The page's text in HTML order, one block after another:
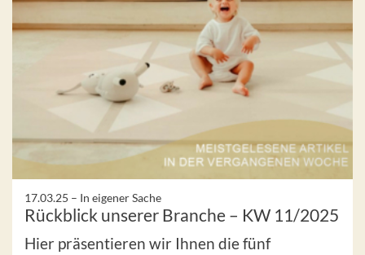
17.03.25 – In eigener Sache
Rückblick unserer Branche – KW 11/2025
Hier präsentieren wir Ihnen die fünf